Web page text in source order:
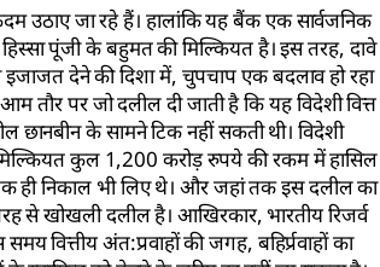
उठाए जा रहे हैं। हालांकि यह बैंक एक सार्वजनिक
पूंजी के बहुमत की मिल्कियत है। इस तरह, दावे
इजाजत देने की दिशा में, चुपचाप एक बदलाव हो रहा
तौर पर जो दलील दी जाती है कि यह विदेशी वित्त
छानबीन के सामने टिक नहीं सकती थी। विदेशी
मिल्कियत कुल 1,200 करोड़ रुपये की रकम में हासिल
ही निकाल भी लिए थे। और जहां तक इस दलील का
से खोखली दलील है। आखिरकार, भारतीय रिजर्व
वित्तीय अंत:प्रवाहों की जगह, बहिर्प्रवाहों का